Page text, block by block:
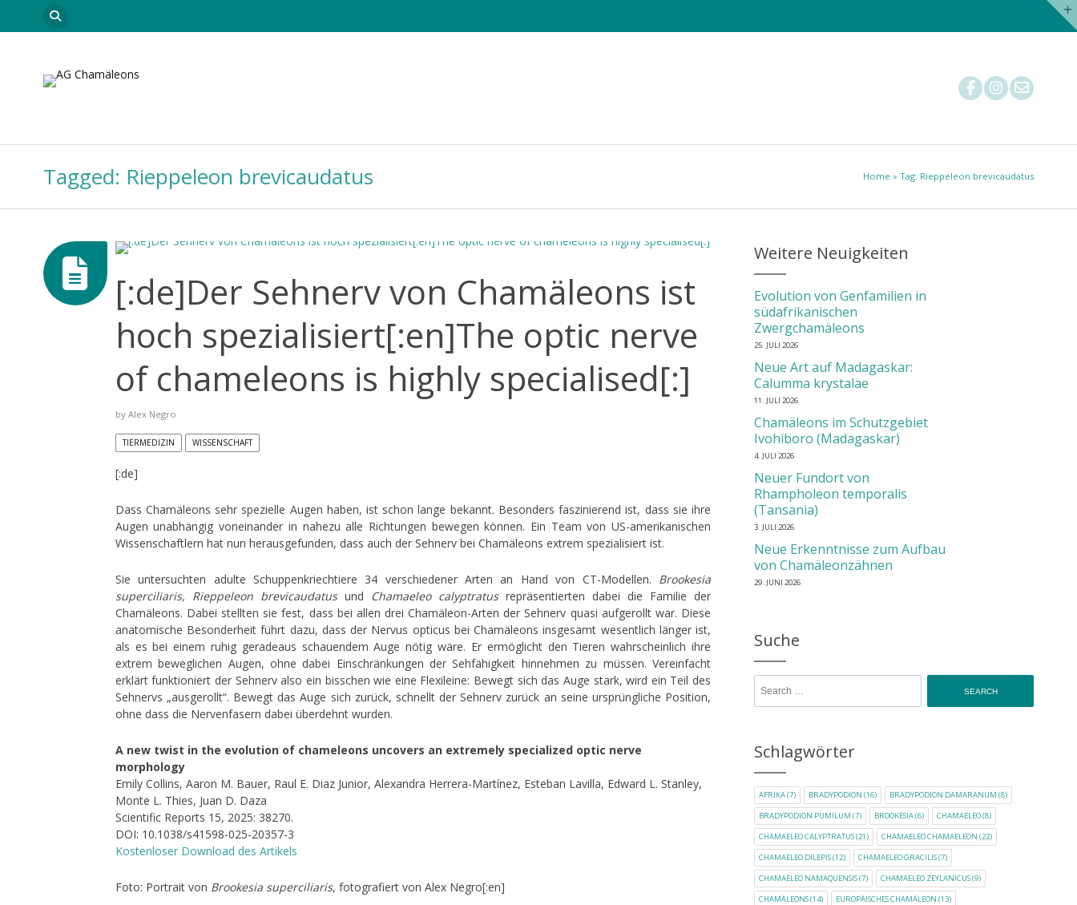
Tagged: Rieppeleon brevicaudatus Home » Tag: Rieppeleon brevicaudatus
[:de]Der Sehnerv von Chamäleons ist
hoch spezialisiert[:en]The optic nerve
of chameleons is highly specialised[:]
by Alex Negro
TIERMEDIZIN WISSENSCHAFT
[:de]
Dass Chamäleons sehr spezielle Augen haben, ist schon lange bekannt. Besonders faszinierend ist, dass sie ihre
Augen unabhängig voneinander in nahezu alle Richtungen bewegen können. Ein Team von US-amerikanischen
Wissenschaftlern hat nun herausgefunden, dass auch der Sehnerv bei Chamäleons extrem spezialisiert ist.
Sie untersuchten adulte Schuppenkriechtiere 34 verschiedener Arten an Hand von CT-Modellen. Brookesia
superciliaris, Rieppeleon brevicaudatusund Chamaeleo calyptratusrepräsentierten dabei die Familie der
Chamäleons. Dabei stellten sie fest, dass bei allen drei Chamäleon-Arten der Sehnerv quasi aufgerollt war. Diese
anatomische Besonderheit führt dazu, dass der Nervus opticus bei Chamäleons insgesamt wesentlich länger ist,
als es bei einem ruhig geradeaus schauendem Auge nötig wäre. Er ermöglicht den Tieren wahrscheinlich ihre
extrem beweglichen Augen, ohne dabei Einschränkungen der Sehfähigkeit hinnehmen zu müssen. Vereinfacht
erklärt funktioniert der Sehnerv also ein bisschen wie eine Flexileine: Bewegt sich das Auge stark, wird ein Teil des
Sehnervs „ausgerollt“. Bewegt das Auge sich zurück, schnellt der Sehnerv zurück an seine ursprüngliche Position,
ohne dass die Nervenfasern dabei überdehnt wurden.
A new twist in the evolution of chameleons uncovers an extremely specialized optic nerve
morphology
Emily Collins, Aaron M. Bauer, Raul E. Diaz Junior, Alexandra Herrera-Martínez, Esteban Lavilla, Edward L. Stanley,
Monte L. Thies, Juan D. Daza
Scientific Reports 15, 2025: 38270.
DOI: 10.1038/s41598-025-20357-3
Kostenloser Download des Artikels
Foto: Portrait von Brookesia superciliaris, fotografiert von Alex Negro[:en]
Weitere Neuigkeiten
Evolution von Genfamilien in
südafrikanischen
Zwergchamäleons
25. JULI 2026
Neue Art auf Madagaskar:
Calumma krystalae
11. JULI 2026
Chamäleons im Schutzgebiet
Ivohiboro (Madagaskar)
4. JULI 2026
Neuer Fundort von
Rhampholeon temporalis
(Tansania)
3. JULI 2026
Neue Erkenntnisse zum Aufbau
von Chamäleonzähnen
29. JUNI 2026
Suche
Schlagwörter
AFRIKA(7) BRADYPODION (16) BRADYPODION DAMARANUM (8)
BRADYPODION PUMILUM (7) BROOKESIA(6) CHAMAELEO(8)
CHAMAELEO CALYPTRATUS(21) CHAMAELEO CHAMAELEON (22)
CHAMAELEO DILEPIS(12) CHAMAELEO GRACILIS(7)
CHAMAELEO NAMAQUENSIS(7) CHAMAELEO ZEYLANICUS(9)
CHAMÄLEONS(14) EUROPÄISCHES CHAMÄLEON (13)